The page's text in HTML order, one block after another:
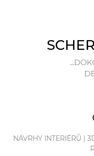
NÁVRHY INTERIÉRŮ |